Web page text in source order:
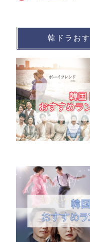
韓ドラお